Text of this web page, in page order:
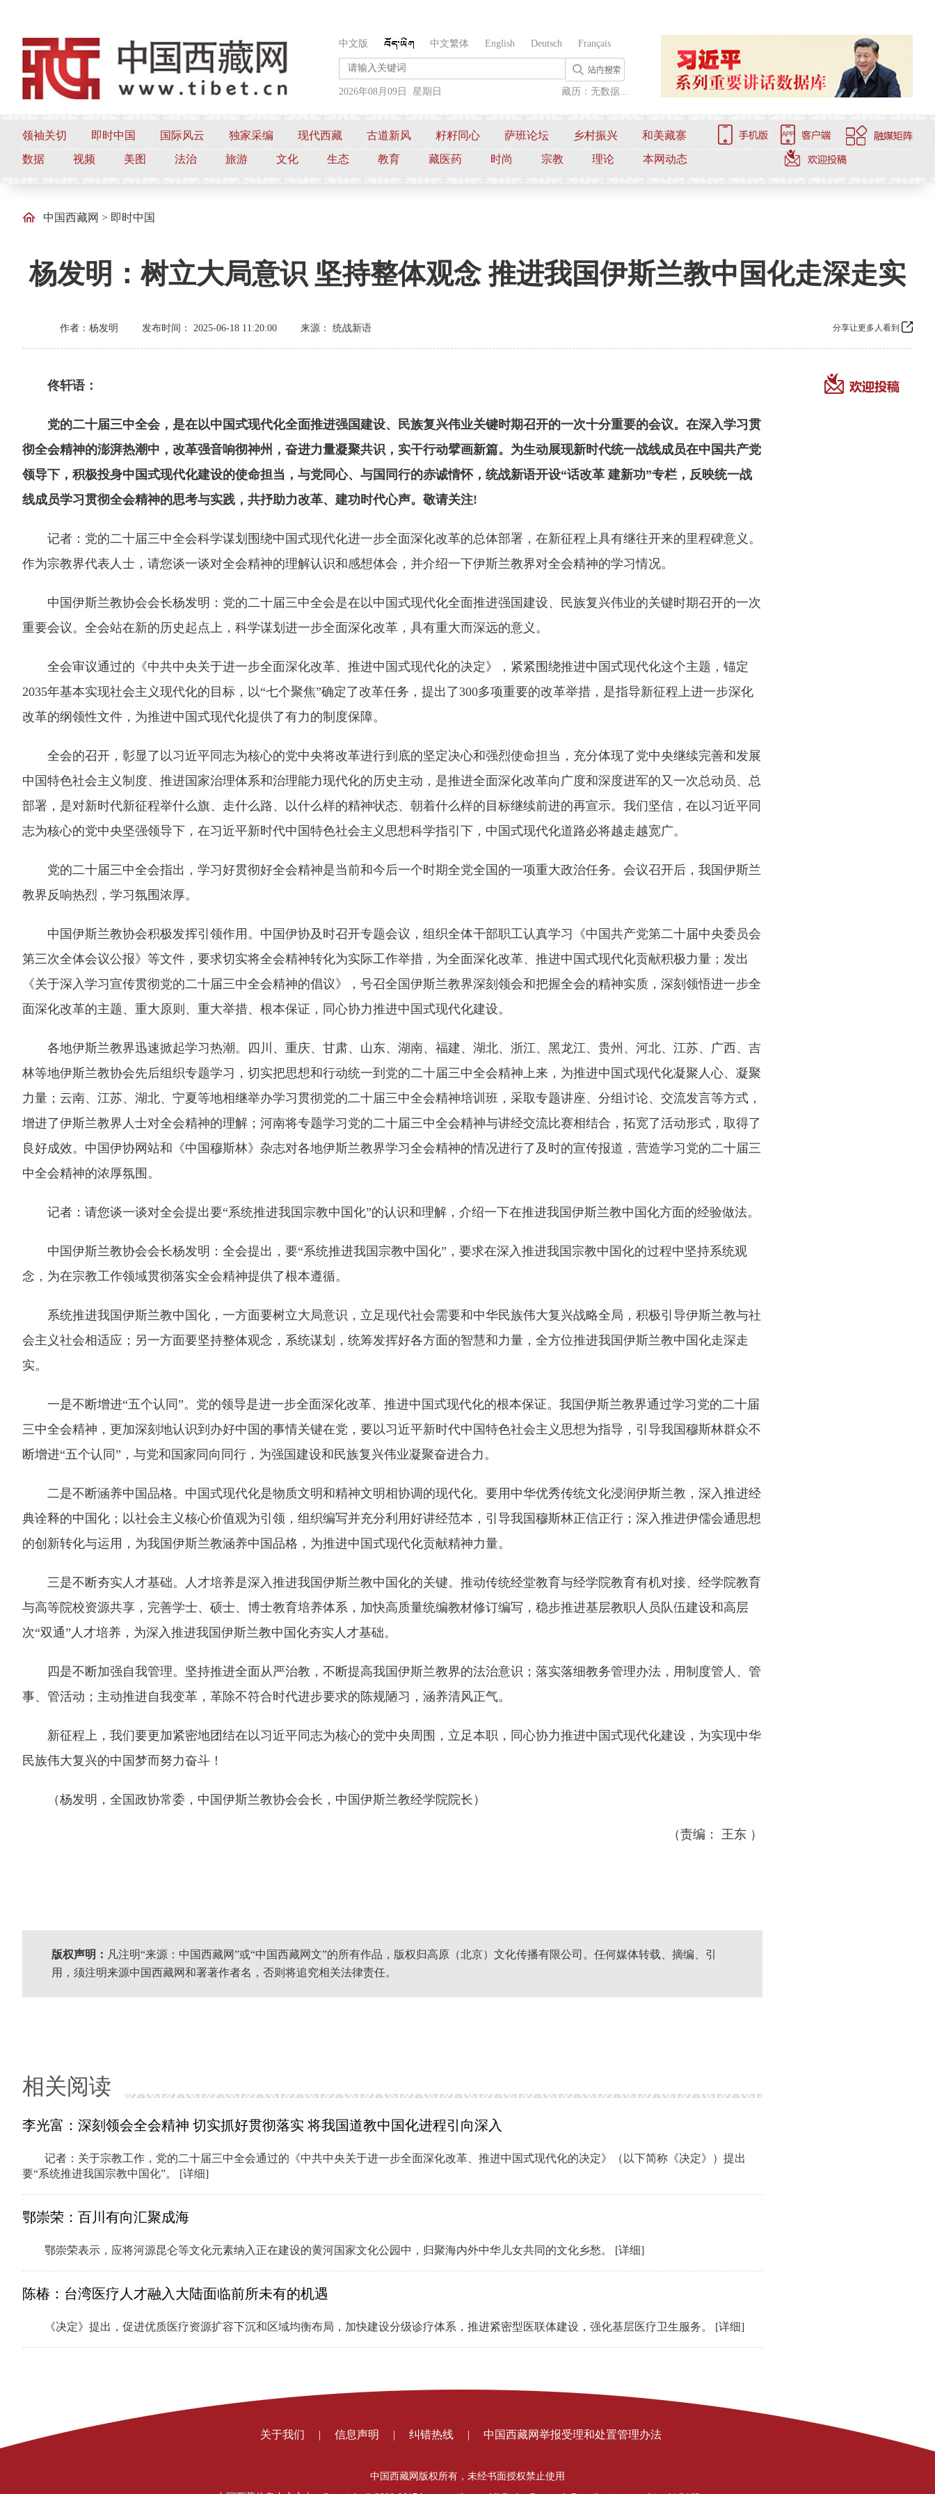
中文版 中文繁体 English Deutsch Français
2026年08月09日 星期日 藏历：无数据...
领袖关切 即时中国 国际风云 独家采编 现代西藏 古道新风 籽籽同心 萨班论坛 乡村振兴
和美藏寨
数据
视频 美图 法治 旅游 文化 生态 教育 藏医药 时尚 宗教 理论 本网动态
中国西藏网 > 即时中国
杨发明：树立大局意识 坚持整体观念 推进我国伊斯兰教中国化走深走实
作者：杨发明 发布时间： 2025-06-18 11:20:00 来源： 统战新语 分享让更多人看到
佟轩语：
党的二十届三中全会，是在以中国式现代化全面推进强国建设、民族复兴伟业关键时期召开的一次十分重要的会议。在深入学习贯
彻全会精神的澎湃热潮中，改革强音响彻神州，奋进力量凝聚共识，实干行动擘画新篇。为生动展现新时代统一战线成员在中国共产党
领导下，积极投身中国式现代化建设的使命担当，与党同心、与国同行的赤诚情怀，统战新语开设“话改革 建新功”专栏，反映统一战
线成员学习贯彻全会精神的思考与实践，共抒助力改革、建功时代心声。敬请关注!
记者：党的二十届三中全会科学谋划围绕中国式现代化进一步全面深化改革的总体部署，在新征程上具有继往开来的里程碑意义。
作为宗教界代表人士，请您谈一谈对全会精神的理解认识和感想体会，并介绍一下伊斯兰教界对全会精神的学习情况。
中国伊斯兰教协会会长杨发明：党的二十届三中全会是在以中国式现代化全面推进强国建设、民族复兴伟业的关键时期召开的一次
重要会议。全会站在新的历史起点上，科学谋划进一步全面深化改革，具有重大而深远的意义。
全会审议通过的《中共中央关于进一步全面深化改革、推进中国式现代化的决定》，紧紧围绕推进中国式现代化这个主题，锚定
2035年基本实现社会主义现代化的目标，以“七个聚焦”确定了改革任务，提出了300多项重要的改革举措，是指导新征程上进一步深化
改革的纲领性文件，为推进中国式现代化提供了有力的制度保障。
全会的召开，彰显了以习近平同志为核心的党中央将改革进行到底的坚定决心和强烈使命担当，充分体现了党中央继续完善和发展
中国特色社会主义制度、推进国家治理体系和治理能力现代化的历史主动，是推进全面深化改革向广度和深度进军的又一次总动员、总
部署，是对新时代新征程举什么旗、走什么路、以什么样的精神状态、朝着什么样的目标继续前进的再宣示。我们坚信，在以习近平同
志为核心的党中央坚强领导下，在习近平新时代中国特色社会主义思想科学指引下，中国式现代化道路必将越走越宽广。
党的二十届三中全会指出，学习好贯彻好全会精神是当前和今后一个时期全党全国的一项重大政治任务。会议召开后，我国伊斯兰
教界反响热烈，学习氛围浓厚。
中国伊斯兰教协会积极发挥引领作用。中国伊协及时召开专题会议，组织全体干部职工认真学习《中国共产党第二十届中央委员会
第三次全体会议公报》等文件，要求切实将全会精神转化为实际工作举措，为全面深化改革、推进中国式现代化贡献积极力量；发出
《关于深入学习宣传贯彻党的二十届三中全会精神的倡议》，号召全国伊斯兰教界深刻领会和把握全会的精神实质，深刻领悟进一步全
面深化改革的主题、重大原则、重大举措、根本保证，同心协力推进中国式现代化建设。
各地伊斯兰教界迅速掀起学习热潮。四川、重庆、甘肃、山东、湖南、福建、湖北、浙江、黑龙江、贵州、河北、江苏、广西、吉
林等地伊斯兰教协会先后组织专题学习，切实把思想和行动统一到党的二十届三中全会精神上来，为推进中国式现代化凝聚人心、凝聚
力量；云南、江苏、湖北、宁夏等地相继举办学习贯彻党的二十届三中全会精神培训班，采取专题讲座、分组讨论、交流发言等方式，
增进了伊斯兰教界人士对全会精神的理解；河南将专题学习党的二十届三中全会精神与讲经交流比赛相结合，拓宽了活动形式，取得了
良好成效。中国伊协网站和《中国穆斯林》杂志对各地伊斯兰教界学习全会精神的情况进行了及时的宣传报道，营造学习党的二十届三
中全会精神的浓厚氛围。
记者：请您谈一谈对全会提出要“系统推进我国宗教中国化”的认识和理解，介绍一下在推进我国伊斯兰教中国化方面的经验做法。
中国伊斯兰教协会会长杨发明：全会提出，要“系统推进我国宗教中国化”，要求在深入推进我国宗教中国化的过程中坚持系统观
念，为在宗教工作领域贯彻落实全会精神提供了根本遵循。
系统推进我国伊斯兰教中国化，一方面要树立大局意识，立足现代社会需要和中华民族伟大复兴战略全局，积极引导伊斯兰教与社
会主义社会相适应；另一方面要坚持整体观念，系统谋划，统筹发挥好各方面的智慧和力量，全方位推进我国伊斯兰教中国化走深走
实。
一是不断增进“五个认同”。党的领导是进一步全面深化改革、推进中国式现代化的根本保证。我国伊斯兰教界通过学习党的二十届
三中全会精神，更加深刻地认识到办好中国的事情关键在党，要以习近平新时代中国特色社会主义思想为指导，引导我国穆斯林群众不
断增进“五个认同”，与党和国家同向同行，为强国建设和民族复兴伟业凝聚奋进合力。
二是不断涵养中国品格。中国式现代化是物质文明和精神文明相协调的现代化。要用中华优秀传统文化浸润伊斯兰教，深入推进经
典诠释的中国化；以社会主义核心价值观为引领，组织编写并充分利用好讲经范本，引导我国穆斯林正信正行；深入推进伊儒会通思想
的创新转化与运用，为我国伊斯兰教涵养中国品格，为推进中国式现代化贡献精神力量。
三是不断夯实人才基础。人才培养是深入推进我国伊斯兰教中国化的关键。推动传统经堂教育与经学院教育有机对接、经学院教育
与高等院校资源共享，完善学士、硕士、博士教育培养体系，加快高质量统编教材修订编写，稳步推进基层教职人员队伍建设和高层
次“双通”人才培养，为深入推进我国伊斯兰教中国化夯实人才基础。
四是不断加强自我管理。坚持推进全面从严治教，不断提高我国伊斯兰教界的法治意识；落实落细教务管理办法，用制度管人、管
事、管活动；主动推进自我变革，革除不符合时代进步要求的陈规陋习，涵养清风正气。
新征程上，我们要更加紧密地团结在以习近平同志为核心的党中央周围，立足本职，同心协力推进中国式现代化建设，为实现中华
民族伟大复兴的中国梦而努力奋斗！
（杨发明，全国政协常委，中国伊斯兰教协会会长，中国伊斯兰教经学院院长）
（责编： 王东 ）
版权声明： 凡注明“来源：中国西藏网”或“中国西藏网文”的所有作品，版权归高原（北京）文化传播有限公司。任何媒体转载、摘编、引
用，须注明来源中国西藏网和署著作者名，否则将追究相关法律责任。
相关阅读
李光富：深刻领会全会精神 切实抓好贯彻落实 将我国道教中国化进程引向深入
记者：关于宗教工作，党的二十届三中全会通过的《中共中央关于进一步全面深化改革、推进中国式现代化的决定》（以下简称《决定》）提出
要“系统推进我国宗教中国化”。 [详细]
鄂崇荣：百川有向汇聚成海
鄂崇荣表示，应将河源昆仑等文化元素纳入正在建设的黄河国家文化公园中，归聚海内外中华儿女共同的文化乡愁。 [详细]
陈椿：台湾医疗人才融入大陆面临前所未有的机遇
《决定》提出，促进优质医疗资源扩容下沉和区域均衡布局，加快建设分级诊疗体系，推进紧密型医联体建设，强化基层医疗卫生服务。 [详细]
关于我们 | 信息声明 | 纠错热线 | 中国西藏网举报受理和处置管理办法
中国西藏网版权所有，未经书面授权禁止使用